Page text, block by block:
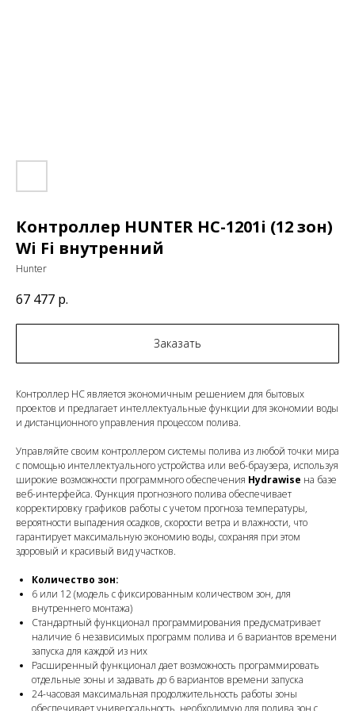
Контроллер HUNTER HC-1201i (12 зон)
Wi Fi внутренний
Hunter
67 477 р.
Заказать
Контроллер HC является экономичным решением для бытовых
проектов и предлагает интеллектуальные функции для экономии воды
и дистанционного управления процессом полива.
Управляйте своим контроллером системы полива из любой точки мира
с помощью интеллектуального устройства или веб-браузера, используя
широкие возможности программного обеспечения Hydrawise на базе
веб-интерфейса. Функция прогнозного полива обеспечивает
корректировку графиков работы с учетом прогноза температуры,
вероятности выпадения осадков, скорости ветра и влажности, что
гарантирует максимальную экономию воды, сохраняя при этом
здоровый и красивый вид участков.
Количество зон:
6 или 12 (модель с фиксированным количеством зон, для
внутреннего монтажа)
Стандартный функционал программирования предусматривает
наличие 6 независимых программ полива и 6 вариантов времени
запуска для каждой из них
Расширенный функционал дает возможность программировать
отдельные зоны и задавать до 6 вариантов времени запуска
24-часовая максимальная продолжительность работы зоны